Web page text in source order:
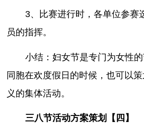
3、比赛进行时，各单位参赛
员的指挥。
小结：妇女节是专门为女性
同胞在欢度假日的时候，也可以
义的集体活动。
三八节活动方案策划【四】